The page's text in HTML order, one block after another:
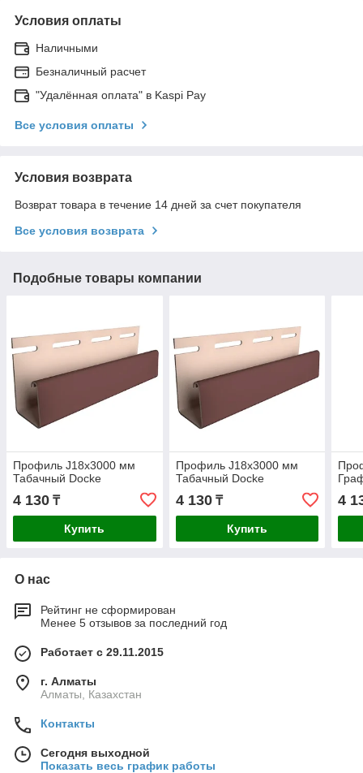
Условия оплаты
Наличными
Безналичный расчет
"Удалённая оплата" в Kaspi Pay
Все условия оплаты
Условия возврата
Возврат товара в течение 14 дней за счет покупателя
Все условия возврата
Подобные товары компании
Профиль J18х3000 мм
Табачный Docke
4 130 ₸
Купить
Профиль J18х3000 мм
Табачный Docke
4 130₸
Купить
4
О нас
Рейтинг не сформирован
Менее 5 отзывов за последний год
Работает с 29.11.2015
г. Алматы
Алматы, Казахстан
Контакты
Сегодня выходной
Показать весь график работы